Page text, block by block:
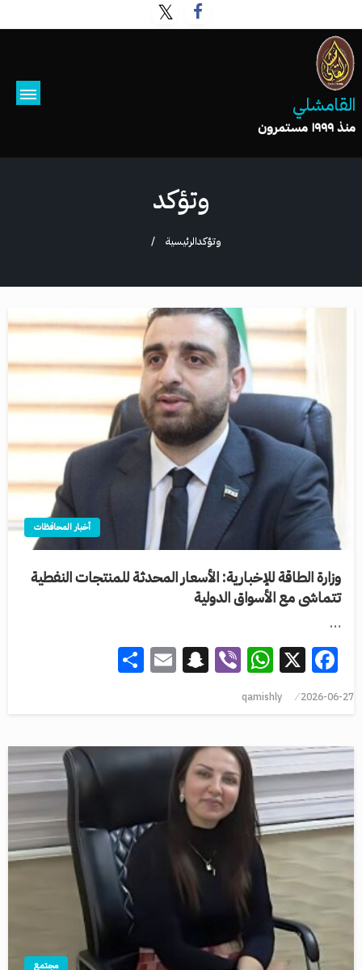
القامشلي
منذ ١٩٩٩ مستمرون
وتؤكد
الرئيسيةوتؤكد
أخبار المحافظات
وزارة الطاقة للإخبارية: الأسعار المحدثة للمنتجات النفطية
تتماشى مع الأسواق الدولية
…
Facebook
X
WhatsApp
Viber
Snapchat
Email
2026-06-27
qamishly
مجتمع